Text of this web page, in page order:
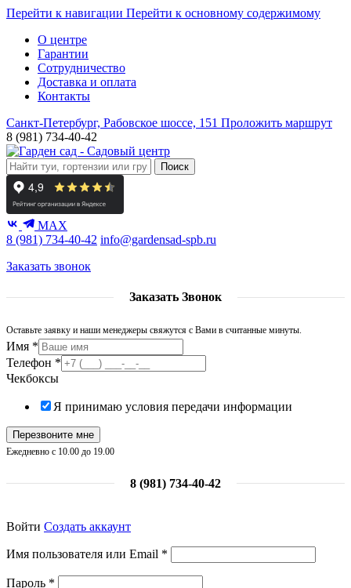
Перейти к навигации Перейти к основному содержимому
О центре
Гарантии
Сотрудничество
Доставка и оплата
Контакты
Санкт-Петербург, Рабовское шоссе, 151 Проложить маршрут
8 (981) 734-40-42
Поиск
MAX
8 (981) 734-40-42 info@gardensad-spb.ru
Заказать звонок
Заказать Звонок
Оставьте заявку и наши менеджеры свяжутся с Вами в считанные минуты.
Имя *
Телефон *
Чекбоксы
Я принимаю условия передачи информации
Перезвоните мне
Ежедневно с 10.00 до 19.00
8 (981) 734-40-42
Войти Создать аккаунт
Имя пользователя или Email *
Пароль *